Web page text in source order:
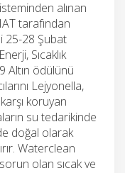
alınan
tarafından
25-28 Şubat
Sıcaklık
Altın ödülünü
Lejyonella,
koruyan
su tedarikinde
doğal olarak
Waterclean
olan sıcak ve